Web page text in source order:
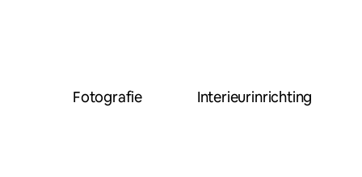
Fotografie Interieurinrichting